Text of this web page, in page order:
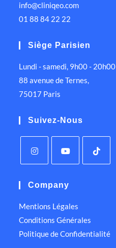
info@cliniqeo.com
01 88 84 22 22
Siège Parisien
Lundi - samedi, 9h00 - 20h00
88 avenue de Ternes,
75017 Paris
Suivez-Nous
Company
Mentions Légales
Conditions Générales
Politique de Confidentialité